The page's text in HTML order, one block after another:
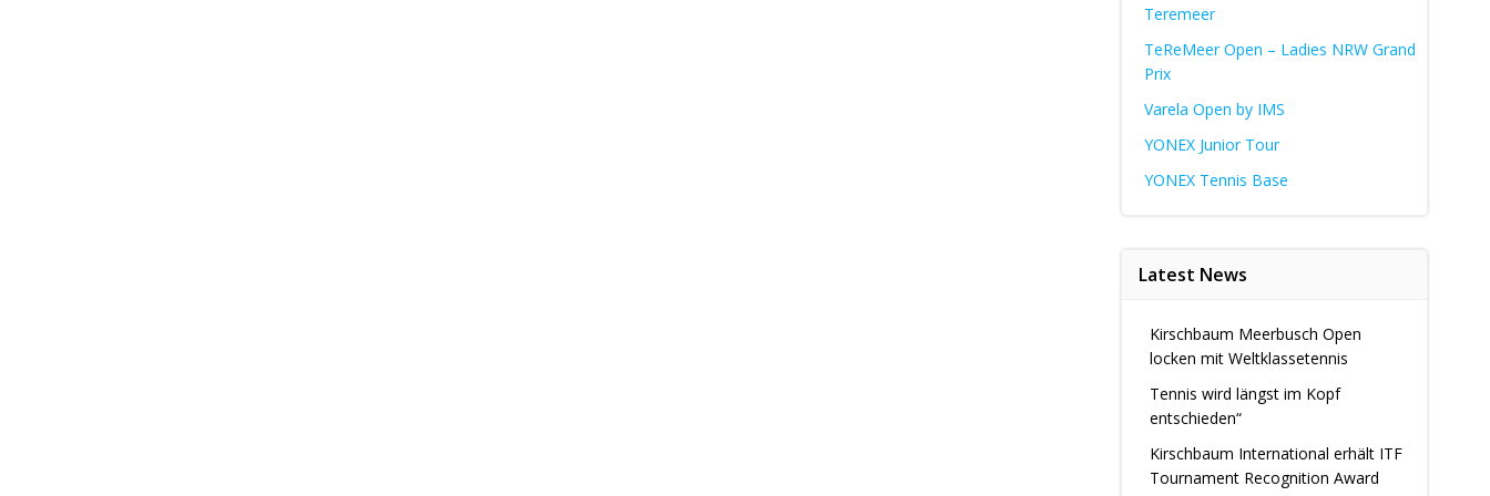
Teremeer
TeReMeer Open – Ladies NRW Grand
Prix
Varela Open by IMS
YONEX Junior Tour
YONEX Tennis Base
Latest News
Kirschbaum Meerbusch Open
locken mit Weltklassetennis
Tennis wird längst im Kopf
entschieden“
Kirschbaum International erhält ITF
Tournament Recognition Award